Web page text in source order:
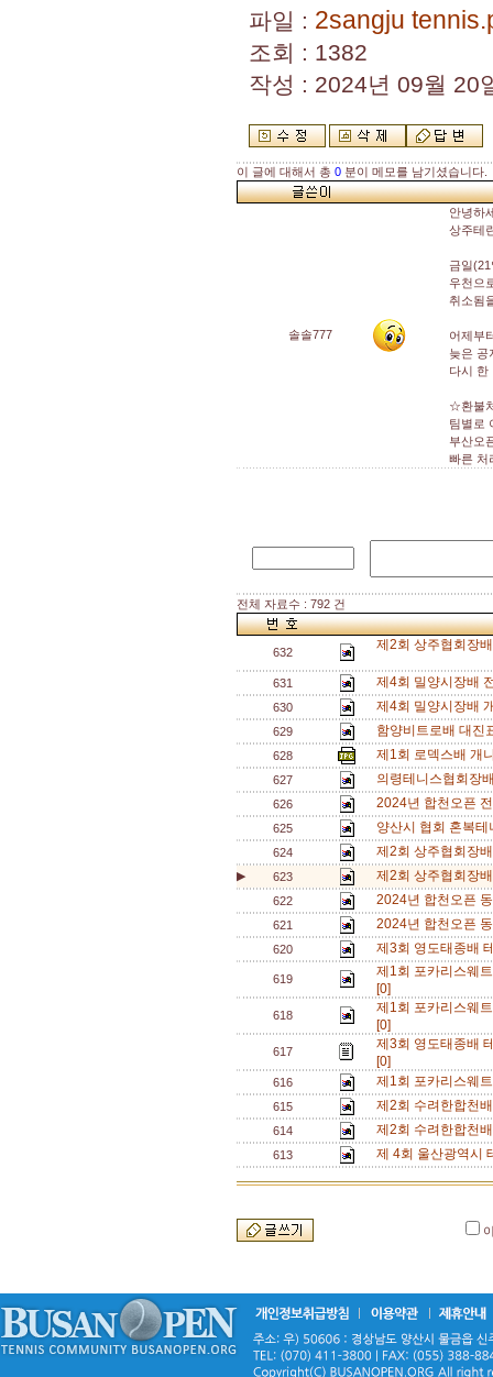
파일 : 2sangju
조회 : 1382
작성 : 2024년 09월 20
이 글에 대해서 총 0 분이 메모를 남기셨습니다.
솔솔777
안녕하
상주테
금일
우천으
취소됨
어제부
늦은 공
다시 한
☆환불
팀별로
부산오
빠른 처
전체 자료수 : 792 건
632 제2회 상주협회장
631 제4회 밀양시장배
630 제4회 밀양시장배
629 함양비트로배 대
628 제1회 로덱스배 개
627 의령테니스협회장
626 2024년 합천오픈
625 양산시 협회 혼복
624 제2회 상주협회장
▶ 623 제2회 상주협회장
622 2024년 합천오픈
621 2024년 합천오픈
620 제3회 영도태종배
619
제1회 포카리스웨
[0]
618
제1회 포카리스웨
[0]
617
제3회 영도태종배
[0]
616 제1회 포카리스웨
615 제2회 수려한합천
614 제2회 수려한합천
613 제 4회 울산광역시